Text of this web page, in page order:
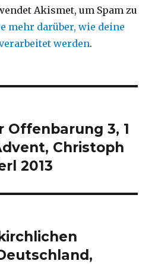
Akismet, um Spam zu
mehr darüber, wie deine
werden.
Offenbarung 3, 1
Christoph
2013